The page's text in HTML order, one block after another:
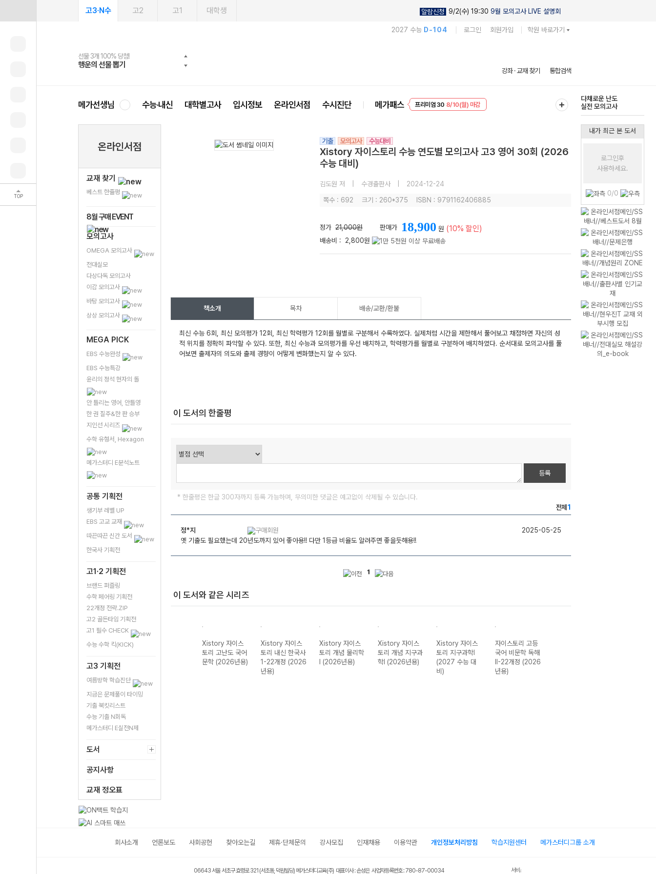
TOP
고3·N수 고2 고1 대학생 알람신청 9/2(수) 19:30 9월 모의고사 LIVE 설명회
2027 수능 D-104 로그인 회원가입 학원 바로가기
선물 3개 100% 당첨!
행운의 선물 뽑기
선물 100% 증정!
메가스터디 X 올리브
여름방학 스터디 캐시백
메가런 썸머스쿨
2027 러셀 단과
강사 공개선발
스마트러닝앱
설문 EVENT
메가패스
3일 무료 체험권
메가패스 수강생 무료혜택!
메가클럽 멤버십
사회공헌 캠페인
희망이룸 메가나눔
강좌 · 교재 찾기 통합검색
메가선생님 수능·내신 대학별고사 입시정보 온라인서점 수시진단 메가패스
EVENT 8/10(월) 마감
다채로운 난도
실전 모의고사
온라인서점
교재 찾기
베스트 한줄평
8월 구매 EVENT
모의고사
OMEGA 모의고사
전대실모
다상다독 모의고사
이감 모의고사
바탕 모의고사
상상 모의고사
MEGA PICK
EBS 수능완성
EBS 수능특강
윤리의 정석 현자의 돌
안 틀리는 영어, 안틀영
한 권 질주&한 판 승부
지인선 시리즈
수학 유형서, Hexagon
메가스터디 E분석노트
공통 기획전
생기부 레벨 UP
EBS 고교 교재
따끈따끈 신간 도서
한국사 기획전
고1·2 기획전
브랜드 퍼즐링
수학 페어링 기획전
22개정 전략.ZIP
고2 골든타임 기획전
고1 필수 CHECK
수능 수학 킥(KICK)
고3 기획전
여름방학 학습진단
지금은 문제풀이 타이밍
기출 북킷리스트
수능 기출 N회독
메가스터디 E실전N제
도서
공지사항
교재 정오표
기출 모의고사 수능대비
Xistory 자이스토리 수능 연도별 모의고사 고3 영어 30회 (2026
수능 대비)
김도원 저 수경출판사 2024-12-24
쪽수 : 692 크기 : 260*375 ISBN : 9791162406885
정가 21,000원 판매가 18,900 원 (10% 할인)
배송비 : 2,800원
책소개 목차 배송/교환/환불
최신 수능 6회, 최신 모의평가 12회, 최신 학력평가 12회를 월별로 구분해서 수록하였다. 실제처럼 시간을 제한해서 풀어보고 채점하면 자신의 성
적 위치를 정확히 파악할 수 있다. 또한, 최신 수능과 모의평가를 우선 배치하고, 학력평가를 월별로 구분하여 배치하였다. 순서대로 모의고사를 풀
어보면 출제자의 의도와 출제 경향이 어떻게 변화했는지 알 수 있다.
이 도서의 한줄평
등록
* 한줄평은 한글 300자까지 등록 가능하며, 무의미한 댓글은 예고없이 삭제될 수 있습니다.
전체 1
정*지
2025-05-25
옛 기출도 필요했는데 20년도까지 있어 좋아용!! 다만 1등급 비율도 알려주면 좋을듯해용!!
1
이 도서와 같은 시리즈
Xistory 자이스
독해 (2026년용)
Xistory 자이스
토리 고난도 국어
문학 (2026년용)
Xistory 자이스
토리 내신 한국사
1-22개정 (2026
년용)
Xistory 자이스
토리 개념 물리학
I (2026년용)
Xistory 자이스
토리 개념 지구과
학I (2026년용)
Xistory 자이스
토리 지구과학I
(2027 수능 대
비)
자이스토리 고등
국어 비문학 독해
II-22개정 (2026
년용)
내가 최근 본 도서
로그인후
사용하세요.
0/0
회사소개 언론보도 사회공헌 찾아오는길 제휴·단체문의 강사모집 인재채용 이용약관 개인정보처리방침 학습지원센터 메가스터디그룹 소개
06643 서울 서초구 효령로 321 (서초동, 덕원빌딩) 메가스터디교육(주) 대표이사 : 손성은 사업자등록번호 : 780-87-00034 서비스 가입사실 확인